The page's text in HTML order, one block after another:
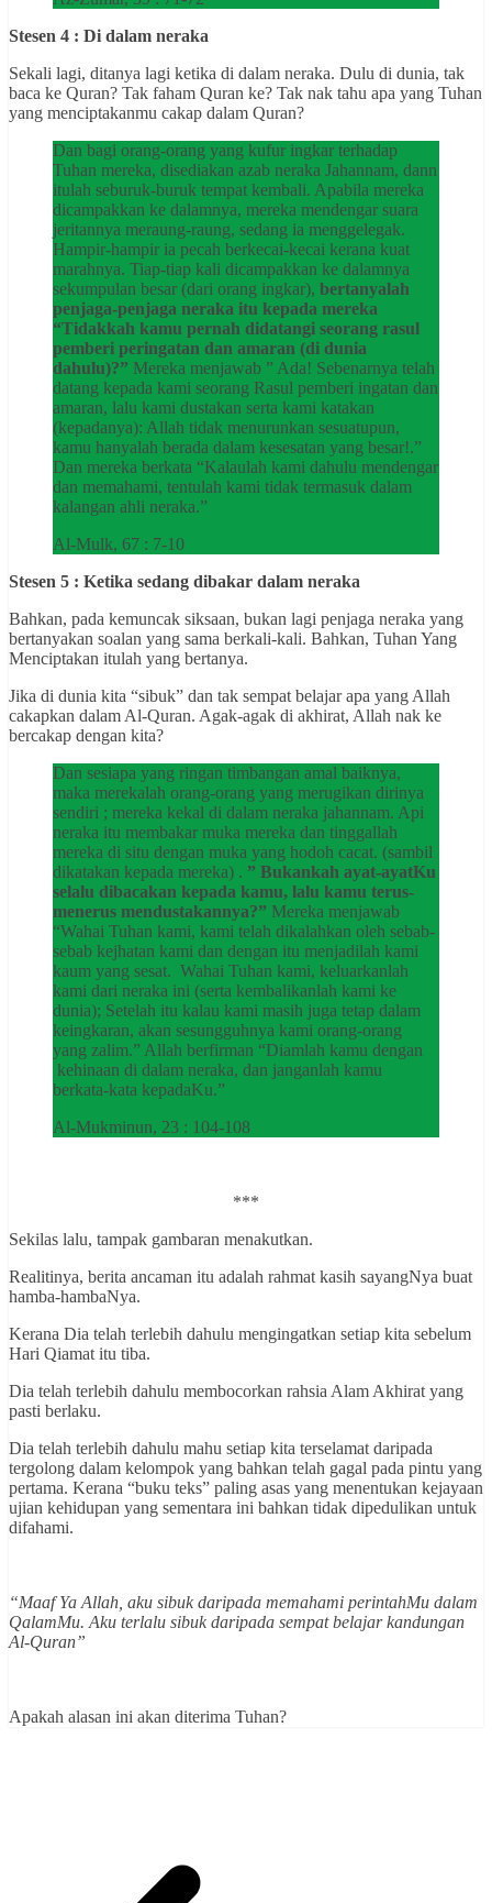
Stesen 4 : Di dalam neraka
Sekali lagi, ditanya lagi ketika di dalam neraka. Dulu di dunia, tak
baca ke Quran? Tak faham Quran ke? Tak nak tahu apa yang Tuhan
yang menciptakanmu cakap dalam Quran?
Dan bagi orang-orang yang kufur ingkar terhadap
Tuhan mereka, disediakan azab neraka Jahannam, dann
itulah seburuk-buruk tempat kembali. Apabila mereka
dicampakkan ke dalamnya, mereka mendengar suara
jeritannya meraung-raung, sedang ia menggelegak.
Hampir-hampir ia pecah berkecai-kecai kerana kuat
marahnya. Tiap-tiap kali dicampakkan ke dalamnya
sekumpulan besar (dari orang ingkar), bertanyalah
penjaga-penjaga neraka itu kepada mereka
“Tidakkah kamu pernah didatangi seorang rasul
pemberi peringatan dan amaran (di dunia
dahulu)?” Mereka menjawab ” Ada! Sebenarnya telah
datang kepada kami seorang Rasul pemberi ingatan dan
amaran, lalu kami dustakan serta kami katakan
(kepadanya): Allah tidak menurunkan sesuatupun,
kamu hanyalah berada dalam kesesatan yang besar!.”
Dan mereka berkata “Kalaulah kami dahulu mendengar
dan memahami, tentulah kami tidak termasuk dalam
kalangan ahli neraka.”
Al-Mulk, 67 : 7-10
Stesen 5 : Ketika sedang dibakar dalam neraka
Bahkan, pada kemuncak siksaan, bukan lagi penjaga neraka yang
bertanyakan soalan yang sama berkali-kali. Bahkan, Tuhan Yang
Menciptakan itulah yang bertanya.
Jika di dunia kita “sibuk” dan tak sempat belajar apa yang Allah
cakapkan dalam Al-Quran. Agak-agak di akhirat, Allah nak ke
bercakap dengan kita?
Dan sesiapa yang ringan timbangan amal baiknya,
maka merekalah orang-orang yang merugikan dirinya
sendiri ; mereka kekal di dalam neraka jahannam. Api
neraka itu membakar muka mereka dan tinggallah
mereka di situ dengan muka yang hodoh cacat. (sambil
dikatakan kepada mereka) . ” Bukankah ayat-ayatKu
selalu dibacakan kepada kamu, lalu kamu terus-
menerus mendustakannya?” Mereka menjawab
“Wahai Tuhan kami, kami telah dikalahkan oleh sebab-
sebab kejhatan kami dan dengan itu menjadilah kami
kaum yang sesat. Wahai Tuhan kami, keluarkanlah
kami dari neraka ini (serta kembalikanlah kami ke
dunia); Setelah itu kalau kami masih juga tetap dalam
keingkaran, akan sesungguhnya kami orang-orang
yang zalim.” Allah berfirman “Diamlah kamu dengan
kehinaan di dalam neraka, dan janganlah kamu
berkata-kata kepadaKu.”
Al-Mukminun, 23 : 104-108
***
Sekilas lalu, tampak gambaran menakutkan.
Realitinya, berita ancaman itu adalah rahmat kasih sayangNya buat
hamba-hambaNya.
Kerana Dia telah terlebih dahulu mengingatkan setiap kita sebelum
Hari Qiamat itu tiba.
Dia telah terlebih dahulu membocorkan rahsia Alam Akhirat yang
pasti berlaku.
Dia telah terlebih dahulu mahu setiap kita terselamat daripada
tergolong dalam kelompok yang bahkan telah gagal pada pintu yang
pertama. Kerana “buku teks” paling asas yang menentukan kejayaan
ujian kehidupan yang sementara ini bahkan tidak dipedulikan untuk
difahami.
“Maaf Ya Allah, aku sibuk daripada memahami perintahMu dalam
QalamMu. Aku terlalu sibuk daripada sempat belajar kandungan
Al-Quran”
Apakah alasan ini akan diterima Tuhan?